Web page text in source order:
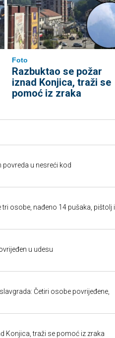
Foto
Razbuktao se požar
iznad Konjica, traži se
pomoć iz zraka
u nesreći kod
tri osobe, nađeno 14 pušaka, pištolj i
u udesu
Četiri osobe povrijeđene,
Konjica, traži se pomoć iz zraka